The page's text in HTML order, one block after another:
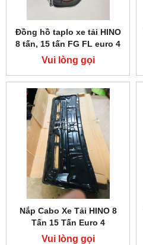
Đồng hồ taplo xe tải HINO
8 tấn, 15 tấn FG FL euro 4
Vui lòng gọi
Nắp Cabo Xe Tải HINO 8
Tấn 15 Tấn Euro 4
Vui lòng gọi